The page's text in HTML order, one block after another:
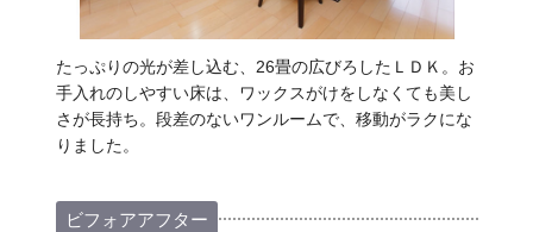
たっぷりの光が差し込む、26畳の広びろしたＬＤＫ。お
手入れのしやすい床は、ワックスがけをしなくても美し
さが長持ち。段差のないワンルームで、移動がラクにな
りました。
ビフォアアフター